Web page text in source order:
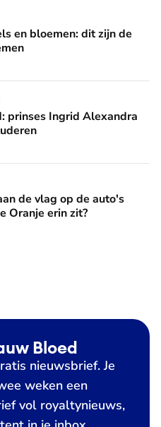
dit zijn de Spaanse diademen
en bloemen: dit zijn de
Alexandra gaat in Oslo
prinses Ingrid Alexandra
de auto's kunt zien welke
de vlag op de auto's
Oranje erin zit?
Bloed
nieuwsbrief. Je
weken een
vol royaltynieuws,